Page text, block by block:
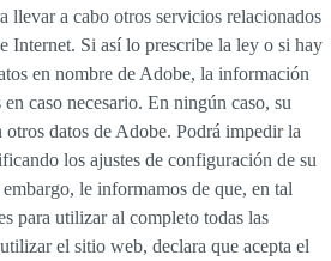
llevar a cabo otros servicios relacionados
Internet. Si así lo prescribe la ley o si hay
en nombre de Adobe, la información
caso necesario. En ningún caso, su
otros datos de Adobe. Podrá impedir la
los ajustes de configuración de su
le informamos de que, en tal
para utilizar al completo todas las
el sitio web, declara que acepta el